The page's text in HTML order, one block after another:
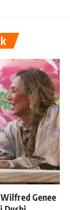
Genee